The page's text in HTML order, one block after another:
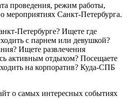
проведения, режим работы,
мероприятиях Санкт-Петербурга.
Петербурге? Ищете где
с парнем или девушкой?
Ищете развлечения
активным отдыхом? Посещаете
на корпоратив? Куда-СПБ
о самых интересных событиях